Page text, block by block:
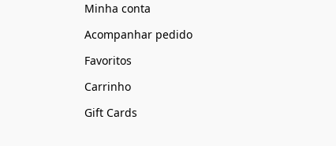
Minha conta
Acompanhar pedido
Favoritos
Carrinho
Gift Cards